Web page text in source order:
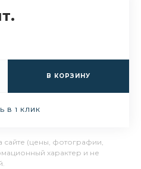
В КОРЗИНУ
В 1 КЛИК
сайте (цены, фотографии,
характер и не